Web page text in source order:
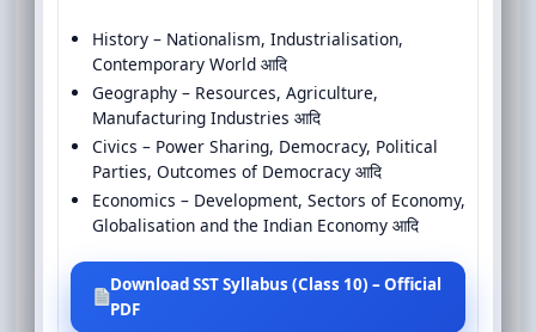
History – Nationalism, Industrialisation,
Contemporary World आदि
Geography – Resources, Agriculture,
Manufacturing Industries आदि
Civics – Power Sharing, Democracy, Political
Parties, Outcomes of Democracy आदि
Economics – Development, Sectors of Economy,
Globalisation and the Indian Economy आदि
Download SST Syllabus (Class 10) – Official
PDF